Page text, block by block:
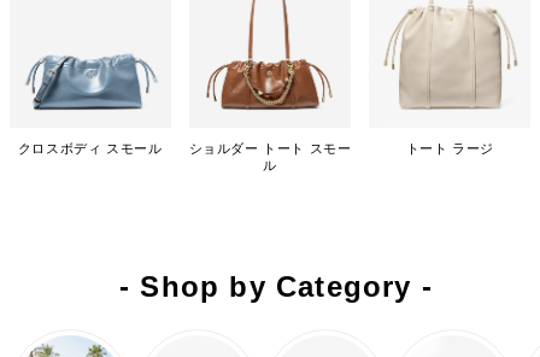
クロスボディ スモール
ショルダー トート スモー
ル
トート ラージ
- Shop by Category -